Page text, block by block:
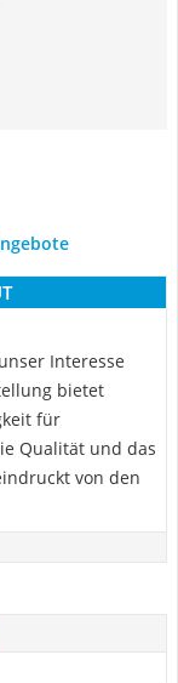
Interesse
bietet
für
Qualität und das
von den